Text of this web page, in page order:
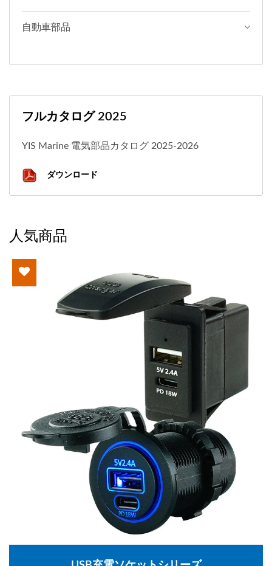
自動車部品
フルカタログ 2025
YIS Marine 電気部品カタログ 2025-2026
ダウンロード
人気商品